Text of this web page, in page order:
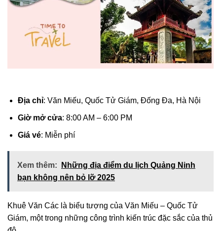
Địa chỉ: Văn Miếu, Quốc Tử Giám, Đống Đa, Hà Nội
Giờ mở cửa: 8:00 AM – 6:00 PM
Giá vé: Miễn phí
Xem thêm:
Những địa điểm du lịch Quảng Ninh
bạn không nên bỏ lỡ 2025
Khuê Văn Các là biểu tượng của Văn Miếu – Quốc Tử
Giám, một trong những công trình kiến trúc đặc sắc của thủ